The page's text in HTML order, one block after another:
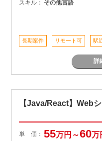
スキル： その他言語
長期案件 リモート可 駅
詳
【Java/React】Web
単 価： 55万円～60万